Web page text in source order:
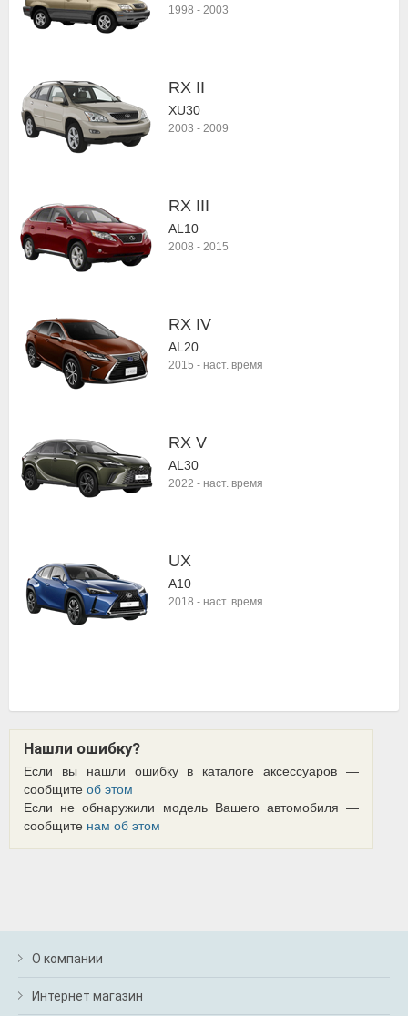
1998 - 2003
RX II
XU30
2003 - 2009
RX III
AL10
2008 - 2015
RX IV
AL20
2015 - наст. время
RX V
AL30
2022 - наст. время
UX
A10
2018 - наст. время
Нашли ошибку?
Если вы нашли ошибку в каталоге аксессуаров —
сообщите об этом
Если не обнаружили модель Вашего автомобиля —
сообщите нам об этом
О компании
Интернет магазин